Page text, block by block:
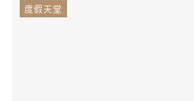
度假天堂